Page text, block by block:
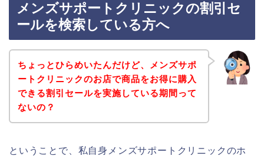
メンズサポートクリニックの割引セ
ールを検索している方へ
ちょっとひらめいたんだけど、メンズサポ
ートクリニックのお店で商品をお得に購入
できる割引セールを実施している期間って
ないの？
ということで、私自身メンズサポートクリニックのホ